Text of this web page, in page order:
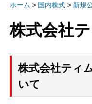
ホーム > 国内株式 > 新規
株式会社
株式会社ティ
いて